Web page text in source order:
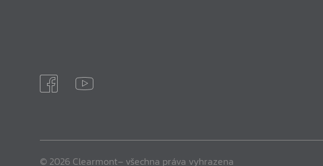
© 2026 Clearmont– všechna práva vyhrazena